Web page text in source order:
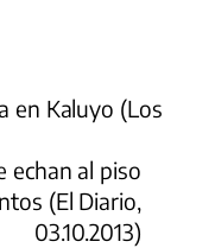
en Kaluyo (Los
echan al piso
(El Diario,
03.10.2013)